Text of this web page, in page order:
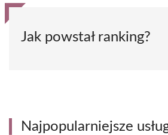
Jak powstał ranking?
Najpopularniejsze